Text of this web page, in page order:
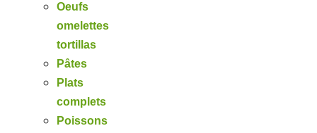
Oeufs
omelettes
tortillas
Pâtes
Plats
complets
Poissons